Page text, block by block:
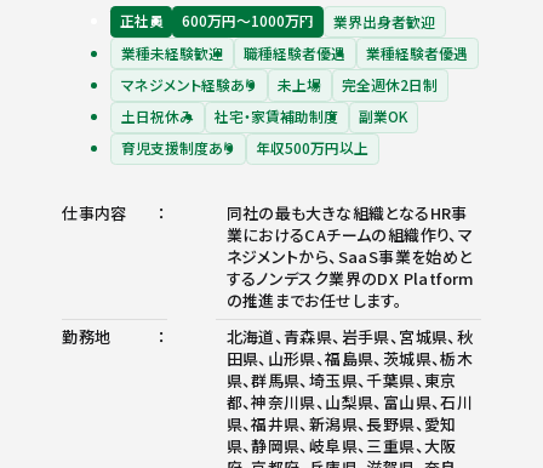
正社員 600万円〜1000万円
業界出身者歓迎
業種未経験歓迎
職種経験者優遇
業種経験者優遇
マネジメント経験あり
未上場
完全週休2日制
土日祝休み
社宅・家賃補助制度
副業OK
育児支援制度あり
年収500万円以上
仕事内容
同社の最も大きな組織となるHR事
業におけるCAチームの組織作り、マ
ネジメントから、SaaS事業を始めと
するノンデスク業界のDX Platform
の推進までお任せします。
勤務地
北海道、青森県、岩手県、宮城県、秋
田県、山形県、福島県、茨城県、栃木
県、群馬県、埼玉県、千葉県、東京
都、神奈川県、山梨県、富山県、石川
県、福井県、新潟県、長野県、愛知
県、静岡県、岐阜県、三重県、大阪